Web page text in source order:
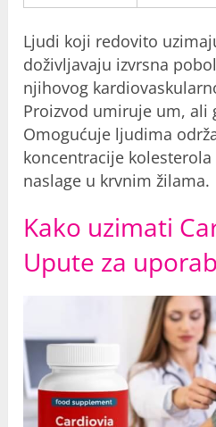
Ljudi koji redovito
doživljavaju izvrsna
njihovog
Proizvod umiruje um, ali
Omogućuje ljudima
koncentracije
naslage u krvnim žilama.
Kako uzimati
Upute za